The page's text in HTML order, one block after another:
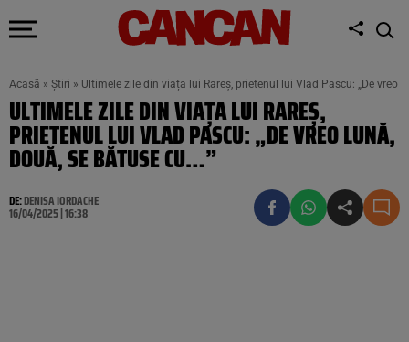
Acasă » Știri » Ultimele zile din viața lui Rareș, prietenul lui Vlad Pascu: „De vreo
ULTIMELE ZILE DIN VIAȚA LUI RAREȘ,
PRIETENUL LUI VLAD PASCU: „DE VREO LUNĂ,
DOUĂ, SE BĂTUSE CU…”
DE:DENISA IORDACHE
16/04/2025 | 16:38